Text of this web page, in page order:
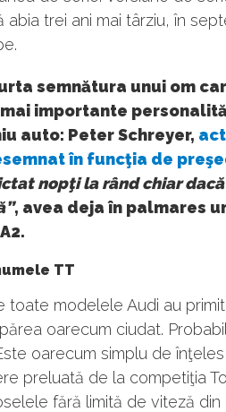
abia trei ani mai târziu, în
semnătura unui om
importante
auto: Peter Schreyer,
în funcţia de
nopţi la rând chiar
, avea deja în palmares
TT
toate modelele Audi au
oarecum ciudat.
oarecum simplu de
preluată de la competiţia
fără limită de viteză din